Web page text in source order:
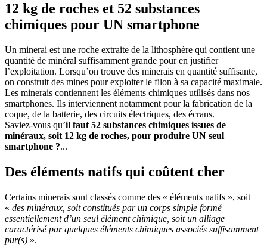
12 kg de roches et 52 substances
chimiques pour UN smartphone
Un minerai est une roche extraite de la lithosphère qui contient une
quantité de minéral suffisamment grande pour en justifier
l’exploitation. Lorsqu’on trouve des minerais en quantité suffisante,
on construit des mines pour exploiter le filon à sa capacité maximale.
Les minerais contiennent les éléments chimiques utilisés dans nos
smartphones. Ils interviennent notamment pour la fabrication de la
coque, de la batterie, des circuits électriques, des écrans.
Saviez-vous qu’il faut 52 substances chimiques issues de
minéraux, soit 12 kg de roches, pour produire UN seul
smartphone ?...
Des éléments natifs qui coûtent cher
Certains minerais sont classés comme des « éléments natifs », soit
« des minéraux, soit constitués par un corps simple formé
essentiellement d’un seul élément chimique, soit un alliage
caractérisé par quelques éléments chimiques associés suffisamment
pur(s) ».